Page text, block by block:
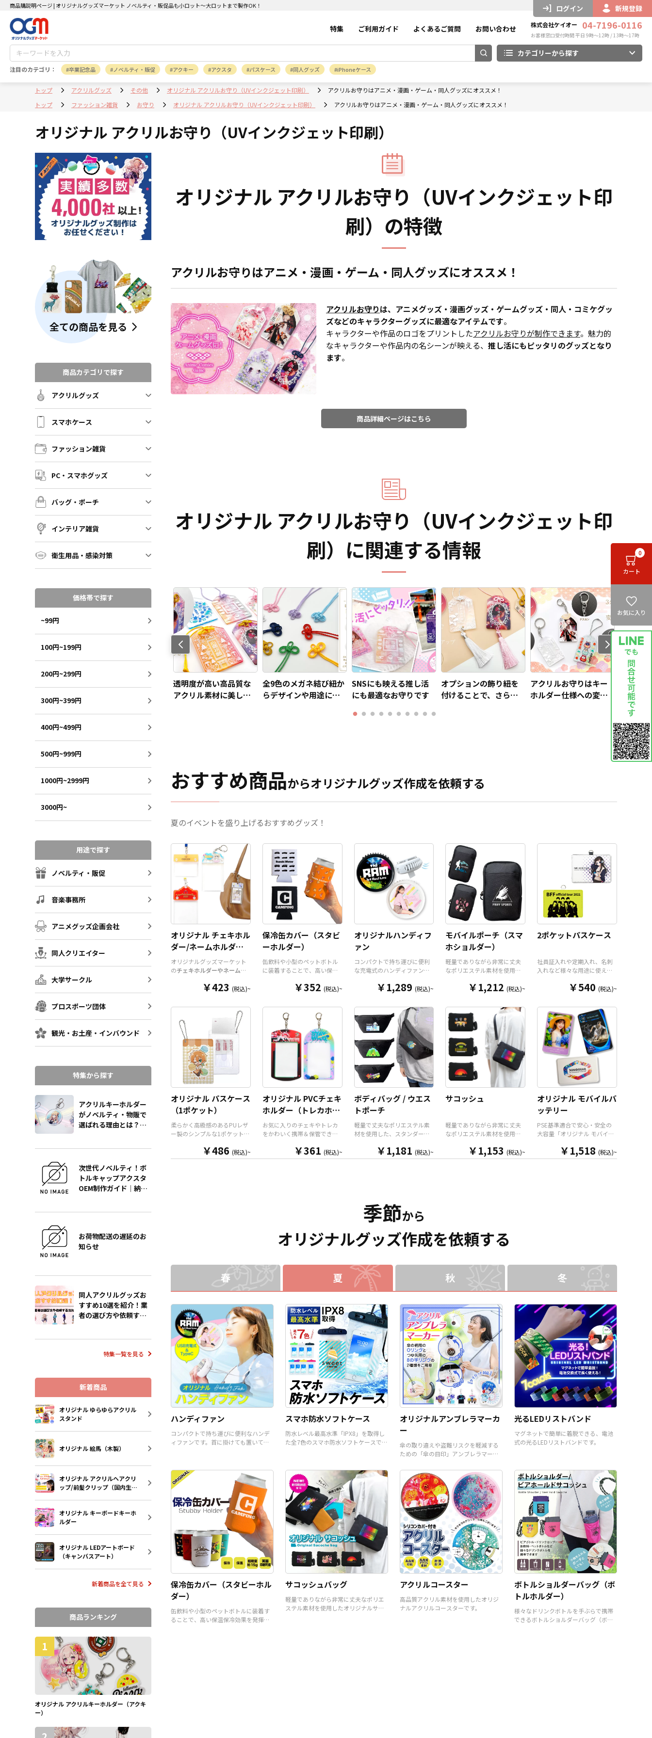
商品購説明ページ | オリジナルグッズマーケット ノベルティ・販促品も小ロット～大ロットまで製作OK！ ログイン 新規登録
特集 ご利用ガイド よくあるご質問 お問い合わせ 株式会社ケイオー 04-7196-0116
お客様窓口受付時間 平日 9時～12時 / 13時～17時
カテゴリーから探す
注目のカテゴリ： 卒業記念品 ノベルティ・販促 アクキー アクスタ パスケース 同人グッズ iPhoneケース
トップ アクリルグッズ その他 オリジナル アクリルお守り（UVインクジェット印刷）
アクリルお守りはアニメ・漫画・ゲーム・同人グッズにオススメ！
トップ
ファッション雑貨 お守り オリジナル アクリルお守り（UVインクジェット印刷） アクリルお守りはアニメ・漫画・ゲーム・同人グッズにオススメ！
オリジナル アクリルお守り（UVインクジェット印刷）
全ての商品を見る
商品カテゴリで探す
アクリルグッズ
スマホケース
ファッション雑貨
PC・スマホグッズ
バッグ・ポーチ
インテリア雑貨
衛生用品・感染対策
価格帯で探す
~99円
100円~199円
200円~299円
300円~399円
400円~499円
500円~999円
1000円~2999円
3000円~
用途で探す
ノベルティ・販促
音楽事務所
アニメグッズ企画会社
同人クリエイター
大学サークル
プロスポーツ団体
観光・お土産・インバウンド
特集から探す
アクリルキーホルダー
がノベルティ・物販で
選ばれる理由とは？販
次世代ノベルティ！ボ
トルキャップアクスタ
OEM制作ガイド｜納
お荷物配送の遅延のお
知らせ
同人アクリルグッズお
すすめ10選を紹介！業
者の選び方や依頼する
特集一覧を見る
新着商品
オリジナル ゆらゆらアクリル
スタンド
オリジナル 絵馬（木製）
オリジナル アクリルヘアクリ
ップ/前髪クリップ（国内生
オリジナル キーボードキーホ
ルダー
オリジナル LEDアートボード
（キャンバスアート）
新着商品を全て見る
商品ランキング
1
オリジナル アクリルキーホルダー（アクキ
ー）
オリジナル アクリルお守り（UVインクジェット印
刷）の特徴
アクリルお守りはアニメ・漫画・ゲーム・同人グッズにオススメ！
アクリルお守りは、アニメグッズ・漫画グッズ・ゲームグッズ・同人・コミケグッ
ズなどのキャラクターグッズに最適なアイテムです。
キャラクターや作品のロゴをプリントしたアクリルお守りが制作できます。魅力的
なキャラクターや作品内の名シーンが映える、 推し活にもピッタリのグッズとなり
ます。
商品詳細ページはこちら
オリジナル アクリルお守り（UVインクジェット印
刷）に関連する情報
Previo
us
業などのノベルテ
や観光地のお土産に
オススメ！
の神社や寺院のお守り
にもオススメです！
透明度が高い高品質な
アクリル素材に美しい
全9色のメガネ結び紐か
らデザインや用途にあ
SNSにも映える推し活
にも最適なお守りです
オプションの飾り紐を
付けることで、さらに
アクリルお守りはキー
ホルダー仕様への変更
既製品
アクリ
ティあ
おすすめ商品からオリジナルグッズ作成を依頼する
夏のイベントを盛り上げるおすすめグッズ！
オリジナル チェキホル
ダー/ネームホルダー/
チケットホルダー
オリジナルグッズマーケット
のチェキホルダーやネームホ
アクリル部分とホルダーパー
そうでなかったオリジナルグ
です。透明度が高く美し
いアクリルのヘッダーパーツ
と、オリジナル
のチケットホ
ルダーやチェキホルダー、ネ
ームホルダーでオリジナルの
ホルダーはデザイン次第でど
んなシーンでもマッチしま
す。ヘッダー部分はダイカッ
トでデザインにあわせた自由
ます。また長さ調整と安全機
能が付いたネックストラップ
ョンでチャームを追加した
り、ストラップをキーホルダ
す。 アニメ、エンタメ、スポ
￥423 (税込)~
保冷缶カバー（スタビ
ーホルダー）
缶飲料や小型のペットボトル
に装着することで、高い保温
バー（スタビーホルダー）を
時は折り畳んで持ち運べるの
で、携帯性に優れています。
オールシーズンはもちろん、
さまざまなシーンで活躍する
アイテムです。本体のカラー
は全9色ご用意しておりますの
で、お客様のイメージやデザ
インに合わせてお選びいただ
けます。 国内の自社工場にて
印刷いたしますので、短納
です。グッズ制作の専門スタ
ッフがしっかりサポートいた
ましたらお気軽にご相談くだ
さい。
￥352 (税込)~
オリジナルハンディフ
ァン
コンパクトで持ち運びに便利
な充電式のハンディファン
ンにて製作いたします。携帯
に便利なコンパクトサイズの
扇風機で、重さは約110gと軽
量。風量は3段階に切り替えが
可能です。ネックストラップ
が付属しますので、「首掛け
扇風機」「卓上扇風機」「手
持ち扇風機」の3WAYで使用す
ることができます。 販売に必
要な資材も取り揃えておりま
すので、お客様にはデザイン
をご入稿いただくだけで商品
ができます。国内生産で小ロ
ットからの制作も承っており
わせください！
￥1,289(税込)~
モバイルポーチ（スマ
ホショルダー）
軽量でありながら非常に丈夫
なポリエステル素材を使用し
チ（スマホショルダー）で
す。オープンポケット1つにフ
ァスナーポケット2つのトリプ
ルポケットですので整理整頓
もしやすく、使いたいアイテ
ムをさっと取り出すことがで
きます。ショルダーポーチと
してだけでなく、カラビナ用
のループ（※カラビナ本体は
オプションとなります）とベ
ルトループを装備しています
ので、様々な用途に活躍いた
も使えるバランスの良いサイ
野外フェスやスポーツイベン
トなどの販促品はもちろん、
サートやライブイベントの物
承っておりますので、ご不明
点がありましたらお気軽にご
相談ください。
￥1,212(税込)~
2ポケットパスケース
社員証入れや定期入れ、名刺
入れなど様々な用途に使え
ケースをお客様がお持ちのオ
いたします。クリアポケット
と通常ポケットで2枚のカード
を収納することができ、ネッ
クストラップも標準装備。ア
ニメグッズやアーティストグ
ッズとしてはもちろん、企業
ロゴを入れたオリジナル社員
証ケースや、コンサート等の
スタッフパスケースとしても
最適です。販売に必要な資材
お客様にはデザインをご入稿
いただくだけでオリジナル商
とができます。 短納期・小ロ
ットでの対応も可能ですので
軽にご相談ください。
￥540 (税込)~
オリジナル パスケース
（1ポケット）
柔らかく高級感のあるPUレザ
ー製のシンプルな1ポケット仕
す。ケイオーが誇る高品質な
フルカラー印刷で、表面全面
スケースはプレゼントやギフ
トとしても人気が高く、老若
男女多くのエンドユーザー様
がターゲットになるアイテム
り揃えておりますので、お客
様にはデザインをご入稿いた
だくだけで、オリジナル商品
として販売することができま
す。国内生産で小ロットから
の制作も承っておりますの
で、お気軽にご相談くださ
￥486 (税込)~
オリジナル PVCチェキ
ホルダー（トレカホル
ダー）
お気に入りのチェキやトレカ
をかわいく携帯＆保管できる
ダー（トレカホルダー）」を
お客様のオリジナルデザイン
す。 キーホルダー付きなの
で、バッグやポーチに取り付
け、推しへの愛をさりげなく
す。 販売に必要な資材も取り
揃えておりますので、お客様
くだけでオリジナル商品とし
て販売していただくことがで
きます。国内生産で短納期、
小ロットからの制作も承って
おりますので、お気軽にご相
談ください。
￥361 (税込)~
ボディバッグ / ウエス
トポーチ
軽量で丈夫なポリエステル素
材を使用した、スタンダード
ッグ（ウエストポーチ）で
す。メインポケットはダブル
整できるので、男性・女性問
わずお使いいただけるユニセ
ックス商品となっておりま
ボディバッグ（ウエストポー
チ）はオリジナルデザインの
アーティストグッズなどのイ
ベントグッズとしても喜ばれ
ます。シンプルなロゴなどを
いれて販促品はもちろん記念
品としてもオススメです。販
売に必要な資材も取り揃えて
おりますので、お客様にはデ
ザインをご入稿いただくだけ
でオリジナル商品として販売
していただくことができま
す。 短納期・小ロットでの対
応も可能ですのでご不明点が
ありましたらお気軽にご相談
ください。
￥1,181(税込)~
サコッシュ
軽量でありながら非常に丈夫
なポリエステル素材を使用し
す。メンズもレディースも使
えるバランスの良いサイズ感
はもちろん、同人イベントで
の販売やコンサートやライブ
適です。販売に必要な資材も
取り揃えておりますので、お
客様にはデザインをご入稿い
ただくだけでオリジナル商品
ができます。 短納期・小ロッ
トでの対応も可能ですのでご
不明点がありましたらお気軽
にご相談ください。
￥1,153(税込)~
オリジナル モバイルバ
ッテリー
PSE基準適合で安心・安全の
大容量「オリジナル モバイル
ジナルデザインで制作いたし
ます。 モバイルバッテリー本
PSE（電気用品安全法）基準
適合製品で、加えて各種「安
全機能」搭載＆耐衝撃設計。
モバイルバイルバッテリーは
なった定番デジタルガジェッ
トですので、老若男女多くの
お客様をターゲットにできる
汎用性の高いオリジナルグッ
ズが制作できます。 専用のブ
リスターパッケージなど、販
売に必要な資材も取り揃えて
おりますので、お客様にはデ
ザインをご入稿いただくだけ
で、オリジナル商品として販
売することができます。お気
軽にご相談ください。
￥1,518 (税込)~
季節から
オリジナルグッズ作成を依頼する
春 夏 秋 冬
ハンディファン
コンパクトで持ち運びに便利なハンデ
ィファンです。首に掛けても置いて使
スマホ防水ソフトケース
防水レベル最高水準「IPX8」を取得し
た全7色のスマホ防水ソフトケースで
オリジナルアンブレラマーカ
ー
傘の取り違えや盗難リスクを軽減する
ための「傘の目印」アンブレラマーカ
光るLEDリストバンド
マグネットで簡単に着脱できる、電池
式の光るLEDリストバンドです。
保冷缶カバー（スタビーホル
ダー）
缶飲料や小型のペットボトルに装着す
ることで、高い保温保冷効果を発揮す
サコッシュバッグ
軽量でありながら非常に丈夫なポリエ
ステル素材を使用したオリジナルサコ
アクリルコースター
高品質アクリル素材を使用したオリジ
ナルアクリルコースターです。
ボトルショルダーバッグ（ボ
トルホルダー）
様々なドリンクボトルを手ぶらで携帯
できるボトルショルダーバッグ（ボト
カート
0
お気に入り